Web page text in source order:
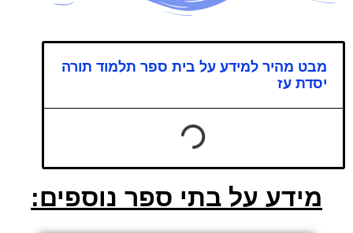
מבט מהיר למידע על בית ספר תלמוד תורה
יסדת עז
מידע על בתי ספר נוספים: